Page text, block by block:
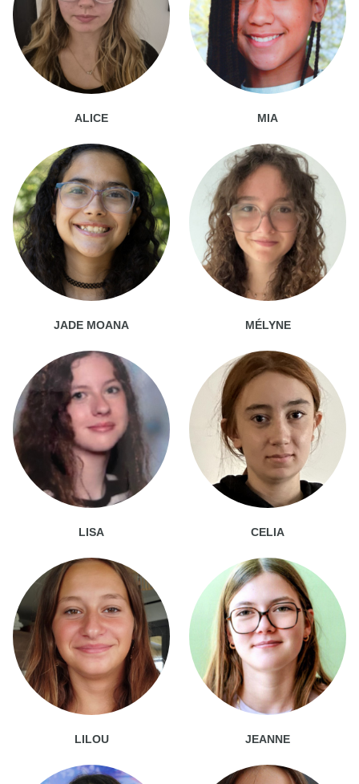
ALICE MIA
JADE MOANA MÉLYNE
LISA CELIA
LILOU JEANNE